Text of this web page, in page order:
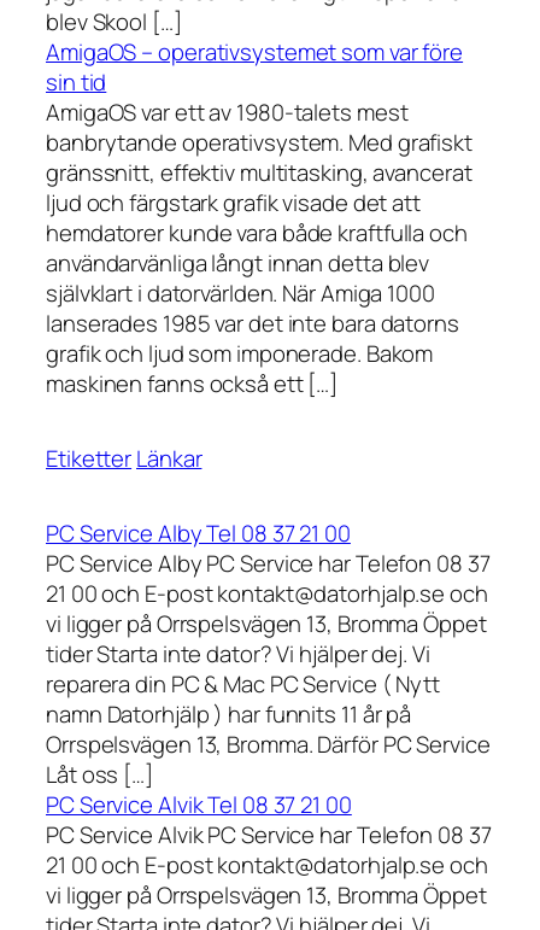
blev Skool […]
AmigaOS – operativsystemet som var före
sin tid
AmigaOS var ett av 1980-talets mest
banbrytande operativsystem. Med grafiskt
gränssnitt, effektiv multitasking, avancerat
ljud och färgstark grafik visade det att
hemdatorer kunde vara både kraftfulla och
användarvänliga långt innan detta blev
självklart i datorvärlden. När Amiga 1000
lanserades 1985 var det inte bara datorns
grafik och ljud som imponerade. Bakom
maskinen fanns också ett […]
EtiketterLänkar
PC Service Alby Tel 08 37 21 00
PC Service Alby PC Service har Telefon 08 37
21 00 och E-post kontakt@datorhjalp.se och
vi ligger på Orrspelsvägen 13, Bromma Öppet
tider Starta inte dator? Vi hjälper dej. Vi
reparera din PC & Mac PC Service ( Nytt
namn Datorhjälp ) har funnits 11 år på
Orrspelsvägen 13, Bromma. Därför PC Service
Låt oss […]
PC Service Alvik Tel 08 37 21 00
PC Service Alvik PC Service har Telefon 08 37
21 00 och E-post kontakt@datorhjalp.se och
vi ligger på Orrspelsvägen 13, Bromma Öppet